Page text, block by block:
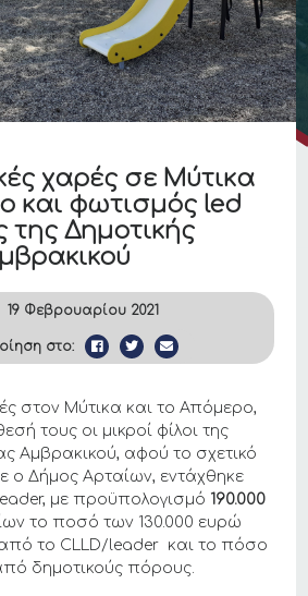
χαρές σε Μύτικα
και φωτισμός led
της Δημοτικής
19 Φεβρουαρίου 2021
στο:
στον Μύτικα και το Απόμερο,
τους οι μικροί φίλοι της
Αμβρακικού, αφού το σχετικό
ο Δήμος Αρταίων, εντάχθηκε
με προϋπολογισμό 190.000
το ποσό των 130.000 ευρώ
από το CLLD/leader και το πόσο
δημοτικούς πόρους.